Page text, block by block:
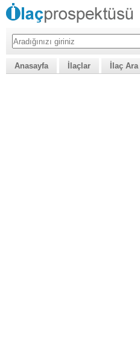
Anasayfa İlaçlar İlaç Ara